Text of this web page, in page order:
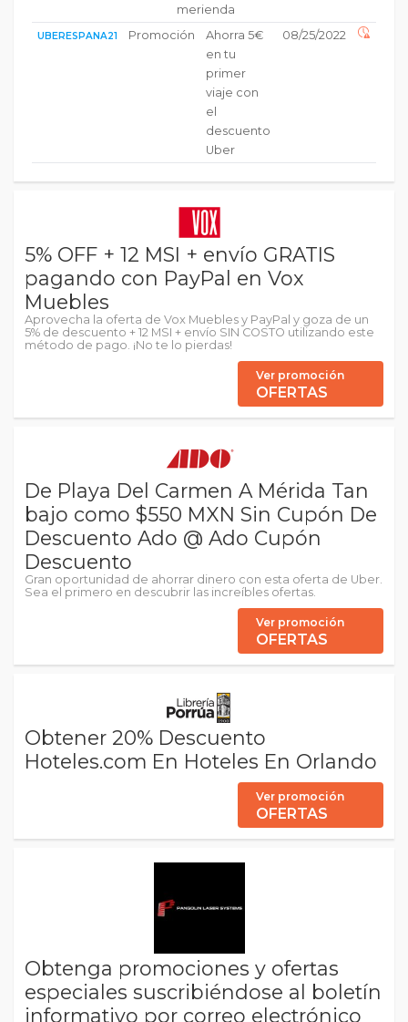
merienda
UBERESPANA21 Promoción
Ahorra 5€
en tu
primer
viaje con
el
descuento
Uber
08/25/2022
5% OFF + 12 MSI + envío GRATIS
pagando con PayPal en Vox
Muebles
Aprovecha la oferta de Vox Muebles y PayPal y goza de un
5% de descuento + 12 MSI + envío SIN COSTO utilizando este
método de pago. ¡No te lo pierdas!
Ver promoción
OFERTAS
De Playa Del Carmen A Mérida Tan
bajo como $550 MXN Sin Cupón De
Descuento Ado @ Ado Cupón
Descuento
Gran oportunidad de ahorrar dinero con esta oferta de Uber.
Sea el primero en descubrir las increíbles ofertas.
Ver promoción
OFERTAS
Obtener 20% Descuento
Hoteles.com En Hoteles En Orlando
Ver promoción
OFERTAS
Obtenga promociones y ofertas
especiales suscribiéndose al boletín
informativo por correo electrónico